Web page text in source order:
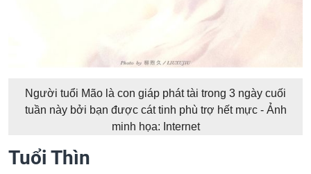
Người tuổi Mão là con giáp phát tài trong 3 ngày cuối
tuần này bởi bạn được cát tinh phù trợ hết mực - Ảnh
minh họa: Internet
Tuổi Thìn